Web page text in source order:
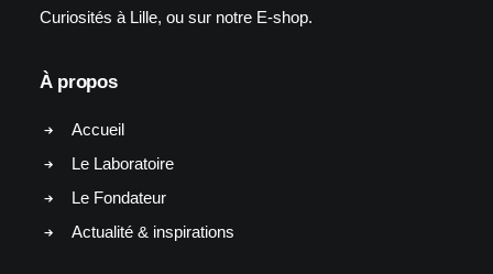
Curiosités à Lille, ou sur notre E-shop.
À propos
Accueil
Le Laboratoire
Le Fondateur
Actualité & inspirations